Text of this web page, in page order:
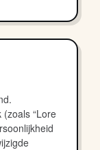
“Lore